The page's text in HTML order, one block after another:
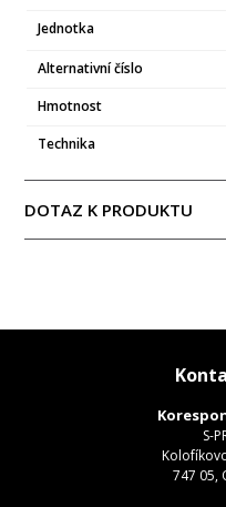
Jednotka
Alternativní číslo
Hmotnost
Technika
DOTAZ K PRODUKTU
S-
747 05,